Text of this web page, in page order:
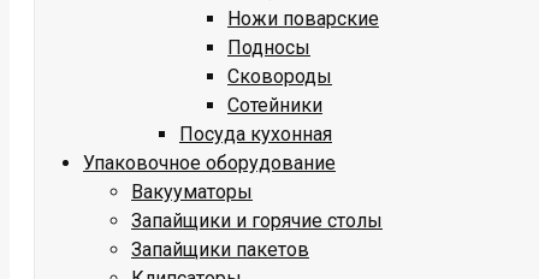
Ножи поварские
Подносы
Сковороды
Сотейники
Посуда кухонная
Упаковочное оборудование
Вакууматоры
Запайщики и горячие столы
Запайщики пакетов